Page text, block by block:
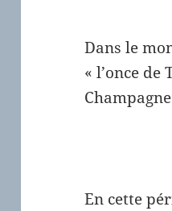
Dans le
« l’once
Champagne
En cette